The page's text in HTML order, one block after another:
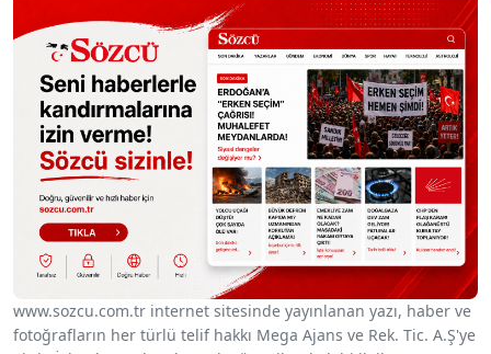
www.sozcu.com.tr internet sitesinde yayınlanan yazı, haber ve
fotoğrafların her türlü telif hakkı Mega Ajans ve Rek. Tic. A.Ş'ye